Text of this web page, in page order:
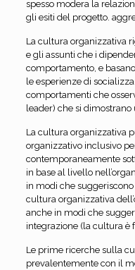
spesso modera la
gli esiti del progetto.
La cultura organizzativa
e gli assunti che i
comportamento, e
le esperienze di
comportamenti che
leader) che si
La cultura organizzativa
organizzativo inclusivo
contemporaneamente
in base al livello
in modi che
cultura organizzativa
anche in modi che
integrazione (la cultura è
Le prime ricerche sulla
prevalentemente con il